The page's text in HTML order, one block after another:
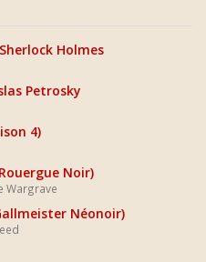
Holmes
Petrosky
4)
Noir)
Wargrave
Néonoir)